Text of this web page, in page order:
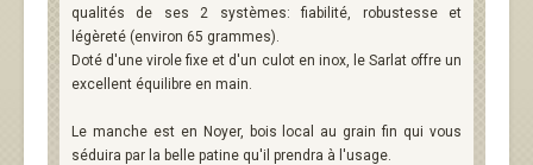
qualités de ses 2 systèmes: fiabilité, robustesse et
légèreté (environ 65 grammes).
Doté d'une virole fixe et d'un culot en inox, le Sarlat offre un
excellent équilibre en main.
Le manche est en Noyer, bois local au grain fin qui vous
séduira par la belle patine qu'il prendra à l'usage.